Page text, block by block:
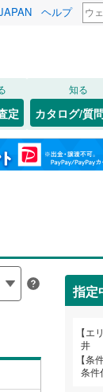
ヘルプ
定
知る
カタログ/質
指定
エ
井
条
条件
福島 此花
旭区(
鶴見
生野
平野
永楽
上津
長興
走井(
箕輪 (
大阪
片町線
東西線
近鉄
近鉄
南道
古家
す。
付き